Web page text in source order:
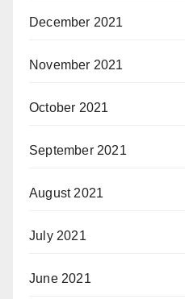
December 2021
November 2021
October 2021
September 2021
August 2021
July 2021
June 2021